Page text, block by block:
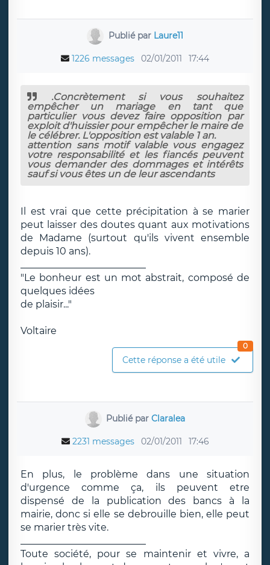
Publié par Laure11
1226 messages 02/01/2011 17:44
.Concrètement si vous souhaitez
empêcher un mariage en tant que
particulier vous devez faire opposition par
exploit d'huissier pour empêcher le maire de
le célébrer. L'opposition est valable 1 an.
attention sans motif valable vous engagez
votre responsabilité et les fiancés peuvent
vous demander des dommages et intérêts
sauf si vous êtes un de leur ascendants
Il est vrai que cette précipitation à se marier
peut laisser des doutes quant aux motivations
de Madame (surtout qu'ils vivent ensemble
depuis 10 ans).
"Le bonheur est un mot abstrait, composé de
quelques idées
de plaisir..."
Voltaire
Cette réponse a été utile
0
Publié parClaralea
2231 messages 02/01/2011 17:46
En plus, le problème dans une situation
d'urgence comme ça, ils peuvent etre
dispensé de la publication des bancs à la
mairie, donc si elle se debrouille bien, elle peut
se marier très vite.
Toute société, pour se maintenir et vivre, a